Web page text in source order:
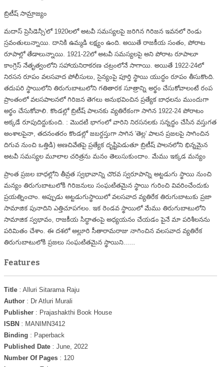
బ్రిటీష్ సామ్రాజ్యం
మదాస్ ప్రెసిడెన్సీ'లో 1920లలో అటవీ సమస్యలపై జరిగిన గిరిజన ఇవనలో రెండు
స్రవంతులున్నాయి. దానికి ఉమ్మడి లక్ష్యం ఉంది. అయితే రాజకీయ సంతం, పోరాట
రూపాల్లో తేడాలున్నాయి. 1921-22లో అటవీ సమస్యలపై అని పోరాట రూపాలూ
కాంగ్రెస్ నేతృత్వంలోని సహాయనిరాకరణ చట్రంలోనే సాగాయి. అయితే 1922-24లో
నిరసన రూపం వలసవాద పోలీసులు, సైన్యంపై పూర్తి స్థాయి యుద్ధం రూపం తీసుకొంది.
తదుపరి స్థాయిలోని తిరుగుబాటులోని గతితారక సూత్రాన్ని అర్థం చేసుకోవాలంటే రంప
ప్రాంతంలో వలసపాలనలో గిరిజన తెగలు అనుభవించిన ప్రత్యేక బాధలను ముందుగా
అర్థం చేసుకోవాలి. కొండల్లో బ్రిటీష్ పాలనకు వ్యతిరేకంగా సాగిన 1922-24 పోరాటం
అక్కడే రూపుదిద్దుకుంది. : మొదటి భాగంలో వారిని నిరసనలకు సన్నద్ధం చేసిన వస్తుగత
అంశాలపైనా, తదనంతరం కొండల్లో జబర్దస్తుగా సాగిన 'తెల్ల' పాలన ప్రజలపై సాగించిన
దిగువ నుంచి ఒత్తిడి) అణచివేతపై ప్రత్యేక దృష్టిపెడుతూ బ్రిటీష్ పాలనలోని భిన్నమైన
అటవీ సమస్యల మూలాల చరిత్రను మనం తెలుసుకుందాం. మేము ఇక్కడ మన్యం
ప్రాంత ప్రజల బాధల్లోని తీవ్రత స్వభావాన్ని చొరవ స్వరూపాన్ని అట్టడుగు స్థాయి నుంచి
మన్యం తిరుగుబాటులోకి గిరిజనులు సంఘటితమైన స్థాయి గురించి వివరించేందుకు
ప్రయత్నించాం. అప్పుడు అట్టడుగుస్థాయిలో వలసవాద వ్యతిరేక తిరుగుబాటుకు ప్రజా
సామాజిక పునాదిని ఎత్తిచూపగలం. ఇక రెండవ స్థాయిలో మేము తిరుగుబాటులోని
సామాజిక స్వభావం, రాజకీయ సిద్ధాతంపై అధ్యయనం చేయడం పైనే మా పరిశీలనను
పరిమితం చేశాం. ఈ దశలో అల్లూరి సీతారామరాజు నాగించిన వలసవాద వ్యతిరేక
తిరుగుబాటులోకి ప్రజలు సంఘటితమైన స్థాయిని......
Features
Title : Alluri Sitarama Raju
Author : Dr Atluri Murali
Publisher : Prajashakthi Book House
ISBN : MANIMN3412
Binding : Paperback
Published Date : June, 2022
Number Of Pages : 120